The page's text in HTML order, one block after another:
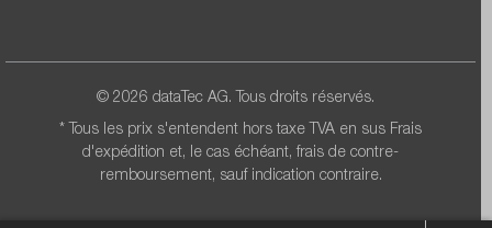
© 2026 dataTec AG. Tous droits réservés.
* Tous les prix s'entendent hors taxe TVA en sus Frais
d'expédition et, le cas échéant, frais de contre-
remboursement, sauf indication contraire.